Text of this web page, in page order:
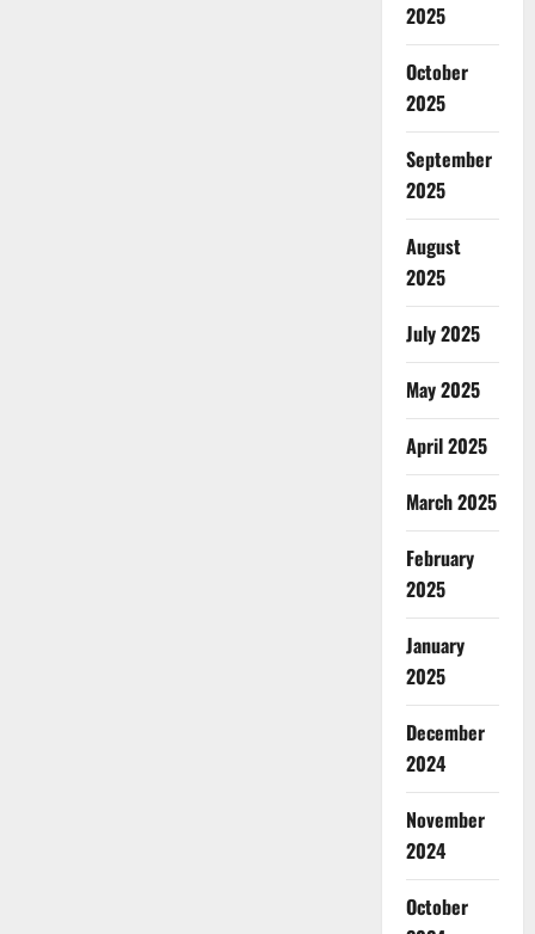
2025
October
2025
September
2025
August
2025
July 2025
May 2025
April 2025
March 2025
February
2025
January
2025
December
2024
November
2024
October